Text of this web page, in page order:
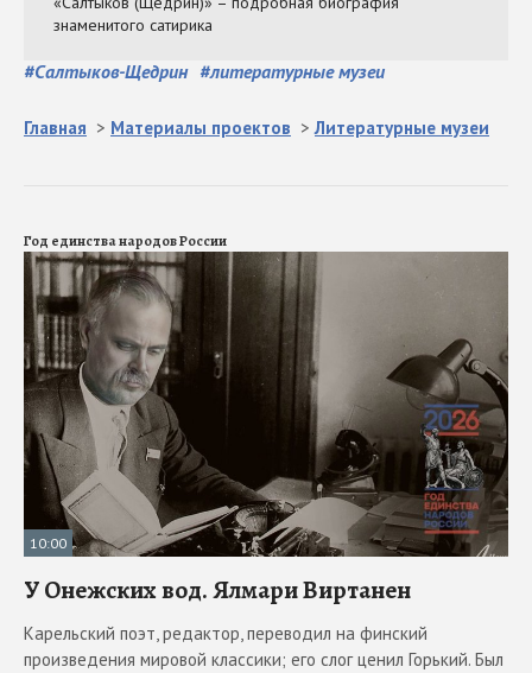
#Салтыков-Щедрин #литературные музеи
Главная > Материалы проектов >Литературные музеи
Год единства народов России
10:00
У Онежских вод. Ялмари Виртанен
Карельский поэт, редактор, переводил на финский
произведения мировой классики; его слог ценил Горький. Был